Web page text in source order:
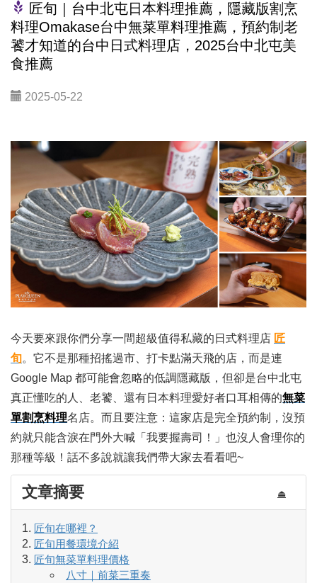
匠旬｜台中北屯日本料理推薦，隱藏版割烹
料理Omakase台中無菜單料理推薦，預約制老
饕才知道的台中日式料理店，2025台中北屯美
食推薦
2025-05-22
今天要來跟你們分享一間超級值得私藏的日式料理店 匠
旬。它不是那種招搖過市、打卡點滿天飛的店，而是連
Google Map 都可能會忽略的低調隱藏版，但卻是台中北屯
真正懂吃的人、老饕、還有日本料理愛好者口耳相傳的無菜
單割烹料理名店。而且要注意：這家店是完全預約制，沒預
約就只能含淚在門外大喊「我要握壽司！」也沒人會理你的
那種等級！話不多說就讓我們帶大家去看看吧~
⏏
文章摘要
匠旬在哪裡？
匠旬用餐環境介紹
匠旬無菜單料理價格
八寸｜前菜三重奏